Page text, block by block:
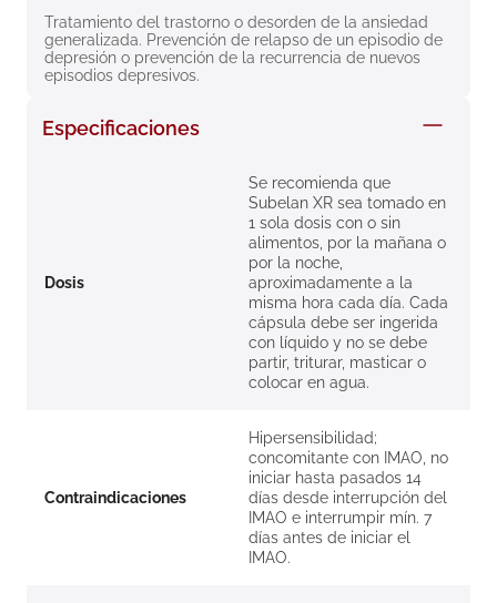
Tratamiento del trastorno o desorden de la ansiedad
generalizada. Prevención de relapso de un episodio de
depresión o prevención de la recurrencia de nuevos
episodios depresivos.
Especificaciones
Dosis
Se recomienda que
Subelan XR sea tomado en
1 sola dosis con o sin
alimentos, por la mañana o
por la noche,
aproximadamente a la
misma hora cada día. Cada
cápsula debe ser ingerida
con líquido y no se debe
partir, triturar, masticar o
colocar en agua.
Contraindicaciones
Hipersensibilidad;
concomitante con IMAO, no
iniciar hasta pasados 14
días desde interrupción del
IMAO e interrumpir mín. 7
días antes de iniciar el
IMAO.
7. isdin
8. roche posay
10.pañales